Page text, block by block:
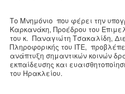
Το Μνημόνιο που φέρει την
Καρκανάκη, Προέδρου του
του κ. Παναγιώτη Τσακαλίδη,
Πληροφορικής του ΙΤΕ,
ανάπτυξη σημαντικών κοινών
εκπαίδευσης και
του Ηρακλείου.